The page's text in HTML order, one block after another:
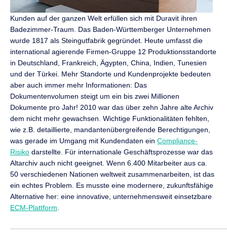
Kunden auf der ganzen Welt erfüllen sich mit Duravit ihren
Badezimmer-Traum. Das Baden-Württemberger Unternehmen
wurde 1817 als Steingutfabrik gegründet. Heute umfasst die
international agierende Firmen-Gruppe 12 Produktionsstandorte
in Deutschland, Frankreich, Ägypten, China, Indien, Tunesien
und der Türkei. Mehr Standorte und Kundenprojekte bedeuten
aber auch immer mehr Informationen: Das
Dokumentenvolumen steigt um ein bis zwei Millionen
Dokumente pro Jahr! 2010 war das über zehn Jahre alte Archiv
dem nicht mehr gewachsen. Wichtige Funktionalitäten fehlten,
wie z.B. detaillierte, mandantenübergreifende Berechtigungen,
was gerade im Umgang mit Kundendaten ein Compliance-
Risiko darstellte. Für internationale Geschäftsprozesse war das
Altarchiv auch nicht geeignet. Wenn 6.400 Mitarbeiter aus ca.
50 verschiedenen Nationen weltweit zusammenarbeiten, ist das
ein echtes Problem. Es musste eine modernere, zukunftsfähige
Alternative her: eine innovative, unternehmensweit einsetzbare
ECM-Plattform